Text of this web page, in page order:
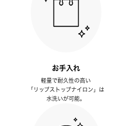
お手入れ
軽量で耐久性の高い
「リップストップナイロン」は
水洗いが可能。